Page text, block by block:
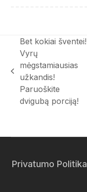
previous
post:
Bet kokiai šventei!
Vyrų
mėgstamiausias
užkandis!
Paruoškite
dvigubą porciją!
Privatumo Politika